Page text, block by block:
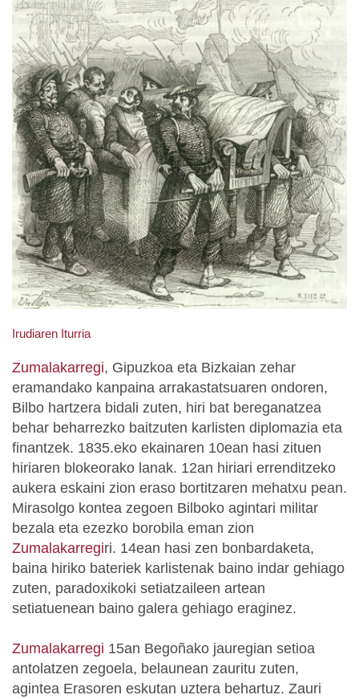
Irudiaren Iturria
Zumalakarregi, Gipuzkoa eta Bizkaian zehar
eramandako kanpaina arrakastatsuaren ondoren,
Bilbo hartzera bidali zuten, hiri bat bereganatzea
behar beharrezko baitzuten karlisten diplomazia eta
finantzek. 1835.eko ekainaren 10ean hasi zituen
hiriaren blokeorako lanak. 12an hiriari errenditzeko
aukera eskaini zion eraso bortitzaren mehatxu pean.
Mirasolgo kontea zegoen Bilboko agintari militar
bezala eta ezezko borobila eman zion
Zumalakarregiri. 14ean hasi zen bonbardaketa,
baina hiriko bateriek karlistenak baino indar gehiago
zuten, paradoxikoki setiatzaileen artean
setiatuenean baino galera gehiago eraginez.
Zumalakarregi 15an Begoñako jauregian setioa
antolatzen zegoela, belaunean zauritu zuten,
agintea Erasoren eskutan uztera behartuz. Zauri